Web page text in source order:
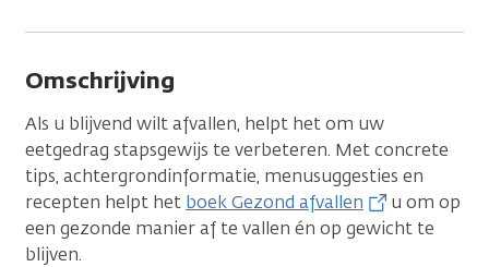
Omschrijving
Als u blijvend wilt afvallen, helpt het om uw
eetgedrag stapsgewijs te verbeteren. Met concrete
tips, achtergrondinformatie, menusuggesties en
recepten helpt het boek Gezond afvallen
u om op
een gezonde manier af te vallen én op gewicht te
blijven.